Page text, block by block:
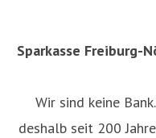
Sparkasse Freiburg-
Wir sind keine
deshalb seit 200